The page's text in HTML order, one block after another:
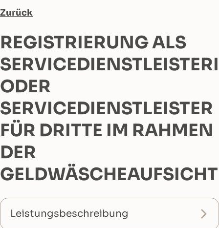
Zurück
REGISTRIERUNG ALS
ODER
SERVICEDIENSTLEISTER
FÜR DRITTE IM RAHMEN
DER
GELDWÄSCHEAUFSICHT
Leistungsbeschreibung